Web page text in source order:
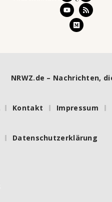
NRWZ.de – Nachrichten,
Kontakt Impressum
Datenschutzerklärung